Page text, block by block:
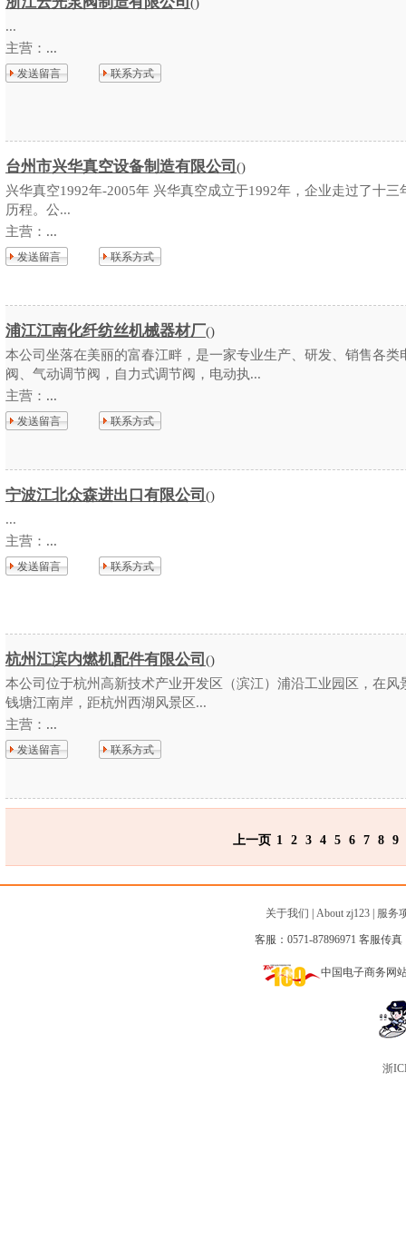
...
主营： ...
发送留言 联系方式
台州市兴华真空设备制造有限公司 ()
兴华真空1992年-2005年 兴华真空成立于1992年，企业走过了十三
历程。公...
主营： ...
发送留言 联系方式
浦江江南化纤纺丝机械器材厂()
本公司坐落在美丽的富春江畔，是一家专业生产、研发、销售各类
阀、气动调节阀，自力式调节阀，电动执...
主营： ...
发送留言 联系方式
宁波江北众森进出口有限公司 ()
...
主营： ...
发送留言 联系方式
杭州江滨内燃机配件有限公司 ()
本公司位于杭州高新技术产业开发区（滨江）浦沿工业园区，在风
钱塘江南岸，距杭州西湖风景区...
主营： ...
发送留言 联系方式
上一页 1 2 3 4 5 6 7 8 9
关于我们 About zj123| 服务
客服：0571-87896971 客服传真
中国电子商务网
浙